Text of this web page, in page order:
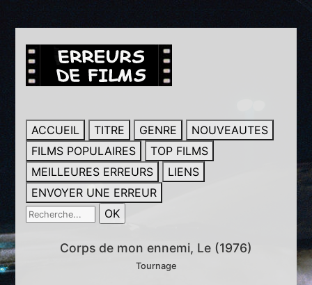
ACCUEIL TITRE GENRE
NOUVEAUTES
FILMS POPULAIRES
TOP FILMS
MEILLEURES ERREURS
LIENS
ENVOYER UNE ERREUR
Corps de mon ennemi, Le (1976)
Tournage